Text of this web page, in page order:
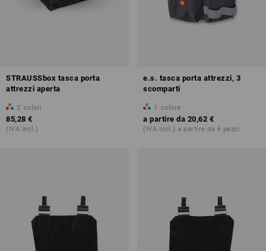
STRAUSSbox tasca porta
attrezzi aperta
2 colori
85,28 €
(IVA incl.)
e.s. tasca porta attrezzi, 3
scomparti
1 colore
a partire da 20,62 €
(IVA incl.) a partire da 6 pezzi